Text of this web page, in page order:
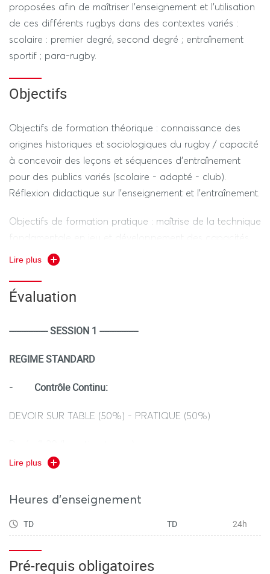
proposées afin de maîtriser l’enseignement et l’utilisation
de ces différents rugbys dans des contextes variés :
scolaire : premier degré, second degré ; entraînement
sportif ; para-rugby.
Objectifs
Objectifs de formation théorique : connaissance des
origines historiques et sociologiques du rugby / capacité
à concevoir des leçons et séquences d’entraînement
pour des publics variés (scolaire - adapté - club).
Réflexion didactique sur l’enseignement et l’entraînement.
Objectifs de formation pratique : maîtrise de la technique
fondamentale en jeu et développement des capacités
tactiques et stratégiques dans des situations de jeu
Lire plus
Évaluation
---------------- SESSION 1 ----------------
REGIME STANDARD
- Contrôle Continu:
DEVOIR SUR TABLE (50%) - PRATIQUE (50%)
REGIME DEROGATOIRE
-
(selon le calendrier des examens
Lire plus
Heures d'enseignement
TD TD 24h
Pré-requis obligatoires